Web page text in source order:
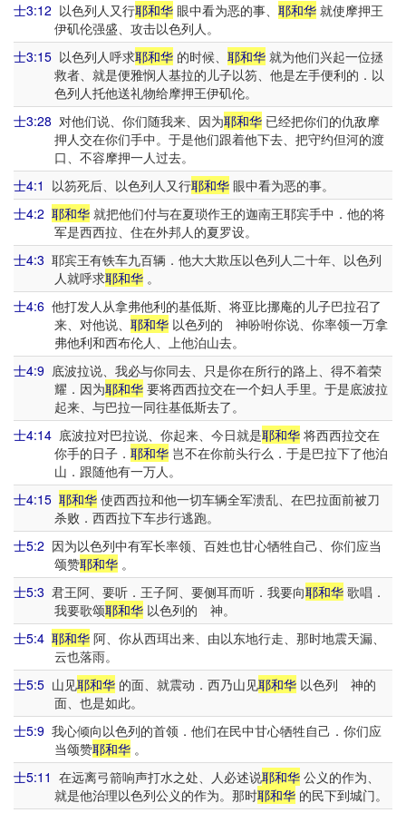
士3:12 以色列人又行耶和华 眼中看为恶的事、 耶和华 就使摩押王
伊矶伦强盛、攻击以色列人。
士3:15 以色列人呼求耶和华 的时候、 耶和华 就为他们兴起一位拯
救者、就是便雅悯人基拉的儿子以笏、他是左手便利的．以
色列人托他送礼物给摩押王伊矶伦。
士3:28 对他们说、你们随我来、因为耶和华 已经把你们的仇敌摩
押人交在你们手中。于是他们跟着他下去、把守约但河的渡
口、不容摩押一人过去。
士4:1 以笏死后、以色列人又行耶和华 眼中看为恶的事。
士4:2 耶和华 就把他们付与在夏琐作王的迦南王耶宾手中．他的将
军是西西拉、住在外邦人的夏罗设。
士4:3 耶宾王有铁车九百辆．他大大欺压以色列人二十年、以色列
人就呼求耶和华。
士4:6 他打发人从拿弗他利的基低斯、将亚比挪庵的儿子巴拉召了
来、对他说、 耶和华以色列的 神吩咐你说、你率领一万拿
弗他利和西布伦人、上他泊山去。
士4:9 底波拉说、我必与你同去、只是你在所行的路上、得不着荣
耀．因为耶和华要将西西拉交在一个妇人手里。于是底波拉
起来、与巴拉一同往基低斯去了。
士4:14 底波拉对巴拉说、你起来、今日就是耶和华 将西西拉交在
你手的日子． 耶和华岂不在你前头行么．于是巴拉下了他泊
山．跟随他有一万人。
士4:15 耶和华 使西西拉和他一切车辆全军溃乱、在巴拉面前被刀
杀败．西西拉下车步行逃跑。
士5:2 因为以色列中有军长率领、百姓也甘心牺牲自己、你们应当
颂赞耶和华。
士5:3 君王阿、要听．王子阿、要侧耳而听．我要向耶和华 歌唱．
我要歌颂耶和华以色列的 神。
士5:4 耶和华 阿、你从西珥出来、由以东地行走、那时地震天漏、
云也落雨。
士5:5 山见耶和华 的面、就震动．西乃山见耶和华 以色列 神的
面、也是如此。
士5:9 我心倾向以色列的首领．他们在民中甘心牺牲自己．你们应
当颂赞耶和华。
士5:11 在远离弓箭响声打水之处、人必述说耶和华 公义的作为、
就是他治理以色列公义的作为。那时耶和华的民下到城门。